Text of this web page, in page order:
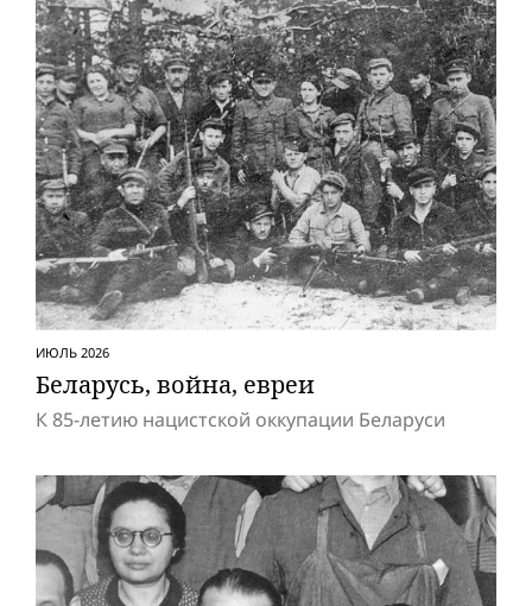
ИЮЛЬ 2026
Беларусь, вой­на, евреи
К 85-летию нацистской оккупации Беларуси